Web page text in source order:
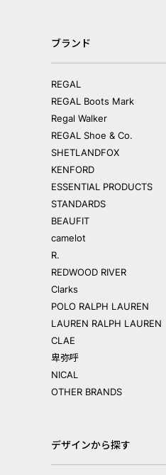
ブランド
REGAL
REGAL Boots Mark
Regal Walker
REGAL Shoe & Co.
SHETLANDFOX
KENFORD
ESSENTIAL PRODUCTS
STANDARDS
BEAUFIT
camelot
R.
REDWOOD RIVER
Clarks
POLO RALPH LAUREN
LAUREN RALPH LAUREN
CLAE
卑弥呼
NICAL
OTHER BRANDS
デザインから探す